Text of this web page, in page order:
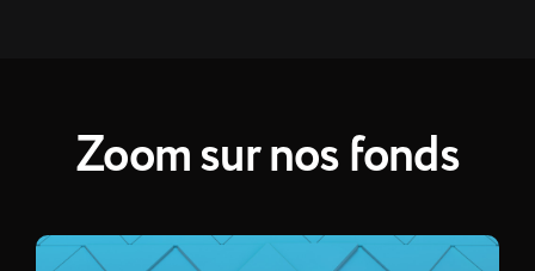
Zoom sur nos fonds